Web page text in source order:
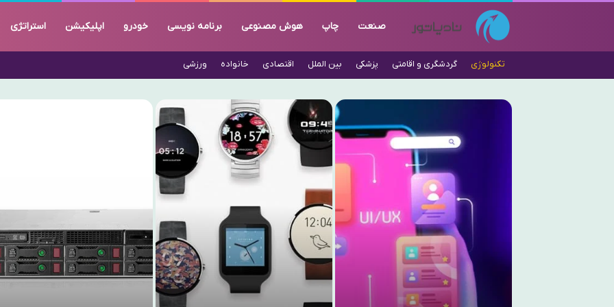
صنعت چاپ هوش مصنوعی برنامه نویسی خودرو اپلیکیشن استراتژی
تکنولوژی گردشگری و اقامتی پزشکی بین الملل اقتصادی خانواده ورزشی